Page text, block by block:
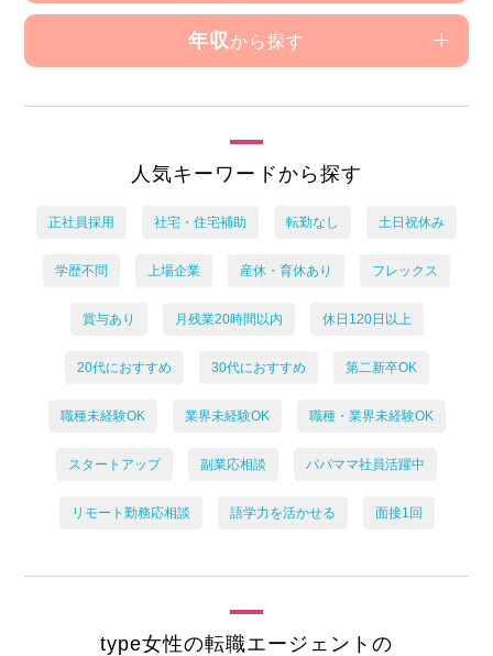
年収 から探す
人気キーワードから探す
正社員採用 社宅・住宅補助 転勤なし 土日祝休み
学歴不問 上場企業 産休・育休あり フレックス
賞与あり 月残業20時間以内 休日120日以上
20代におすすめ 30代におすすめ 第二新卒OK
職種未経験OK 業界未経験OK 職種・業界未経験OK
スタートアップ 副業応相談 パパママ社員活躍中
リモート勤務応相談 語学力を活かせる 面接1回
type女性の転職エージェントの